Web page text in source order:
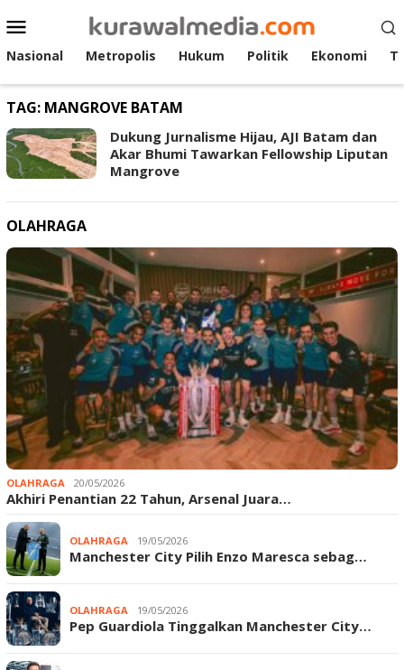
ke
konten
Menu
Mobile
Nasional Metropolis Hukum Politik Ekonomi
TAG: MANGROVE BATAM
Dukung Jurnalisme Hijau, AJI Batam dan
Akar Bhumi Tawarkan Fellowship Liputan
Mangrove
OLAHRAGA
OLAHRAGA 20/05/2026
Akhiri Penantian 22 Tahun, Arsenal Juara…
OLAHRAGA 19/05/2026
Manchester City Pilih Enzo Maresca sebag…
OLAHRAGA 19/05/2026
Pep Guardiola Tinggalkan Manchester City…